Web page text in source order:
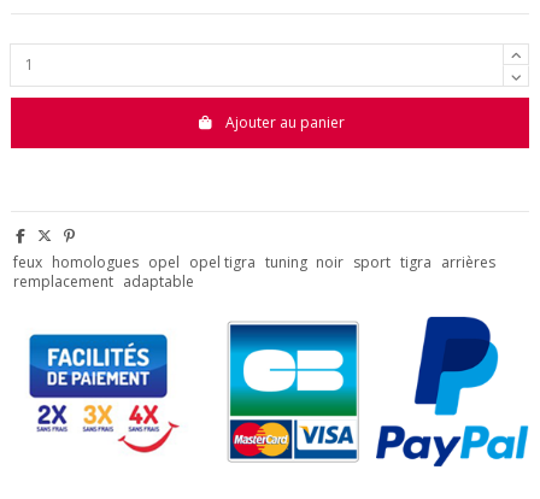
Ajouter au panier
feux homologues opel opel tigra tuning noir sport tigra arrières
remplacement adaptable